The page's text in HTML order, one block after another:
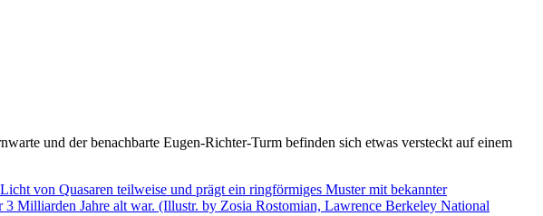
und der benachbarte Eugen-Richter-Turm befinden sich etwas versteckt auf einem